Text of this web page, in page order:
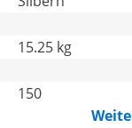
15.25 kg
150